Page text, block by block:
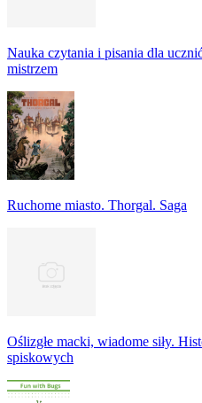
Nauka czytania i pisania dla
mistrzem
Ruchome miasto. Thorgal. Saga
Oślizgłe macki, wiadome siły.
spiskowych